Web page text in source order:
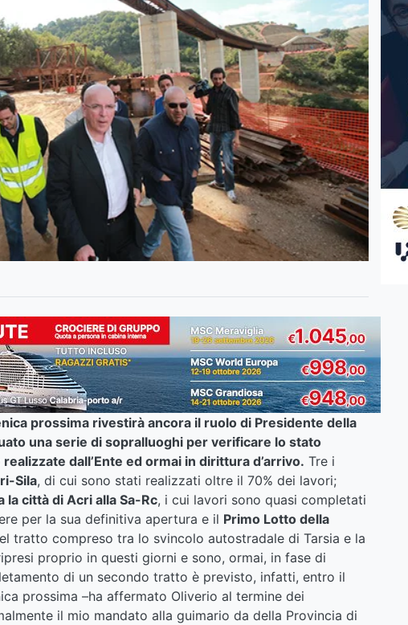
prossima rivestirà ancora il ruolo di Presidente della
una serie di sopralluoghi per verificare lo stato
dall’Ente ed ormai in dirittura d’arrivo. Tre i
Sila, di cui sono stati realizzati oltre il 70% dei lavori;
la città di Acri alla Sa-Rc, i cui lavori sono quasi completati
per la sua definitiva apertura e il Primo Lotto della
tratto compreso tra lo svincolo autostradale di Tarsia e la
proprio in questi giorni e sono, ormai, in fase di
di un secondo tratto è previsto, infatti, entro il
prossima –ha affermato Oliverio al termine dei
il mio mandato alla guimario da della Provincia di